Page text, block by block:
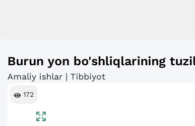
Burun yon bo'shliqlarining
Amaliy ishlar | Tibbiyot
172